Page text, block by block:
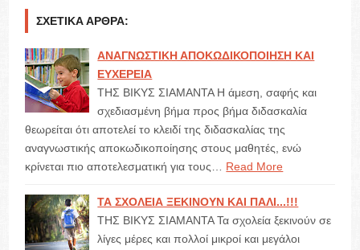
ΣΧΕΤΙΚΆ ΆΡΘΡΑ:
ΑΝΑΓΝΩΣΤΙΚΗ ΑΠΟΚΩΔΙΚΟΠΟΙΗΣΗ ΚΑΙ
ΕΥΧΕΡΕΙΑ
ΤΗΣ ΒΙΚΥΣ ΣΙΑΜΑΝΤΑ Η άμεση, σαφής και
σχεδιασμένη βήμα προς βήμα διδασκαλία
θεωρείται ότι αποτελεί το κλειδί της διδασκαλίας της
αναγνωστικής αποκωδικοποίησης στους μαθητές, ενώ
κρίνεται πιο αποτελεσματική για τους…
Read More
ΤΑ ΣΧΟΛΕΙΑ ΞΕΚΙΝΟΥΝ ΚΑΙ ΠΑΛΙ...!!!
ΤΗΣ ΒΙΚΥΣ ΣΙΑΜΑΝΤΑ Τα σχολεία ξεκινούν σε
λίγες μέρες και πολλοί μικροί και μεγάλοι